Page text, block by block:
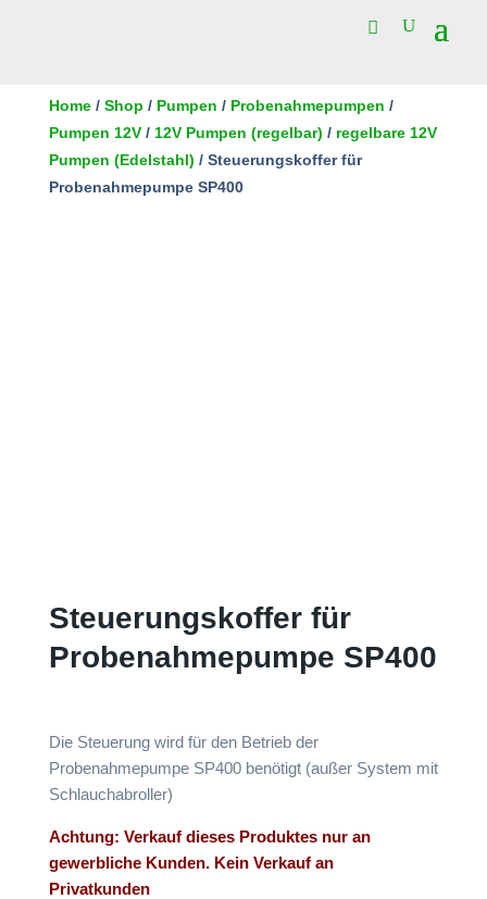
Home/ Shop / Pumpen / Probenahmepumpen /
Pumpen 12V/ 12V Pumpen (regelbar) / regelbare 12V
Pumpen (Edelstahl) / Steuerungskoffer für
Probenahmepumpe SP400
Steuerungskoffer für
Probenahmepumpe SP400
Die Steuerung wird für den Betrieb der
Probenahmepumpe SP400 benötigt (außer System mit
Schlauchabroller)
Achtung: Verkauf dieses Produktes nur an
gewerbliche Kunden. Kein Verkauf an
Privatkunden